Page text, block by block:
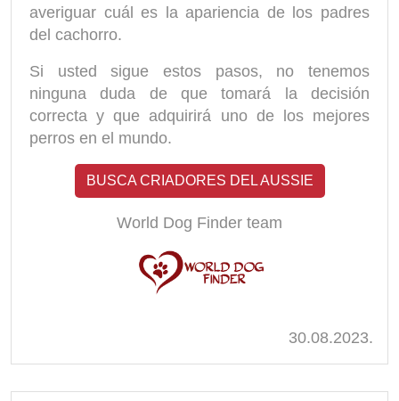
averiguar cuál es la apariencia de los padres
del cachorro.
Si usted sigue estos pasos, no tenemos
ninguna duda de que tomará la decisión
correcta y que adquirirá uno de los mejores
perros en el mundo.
BUSCA CRIADORES DEL AUSSIE
World Dog Finder team
30.08.2023.